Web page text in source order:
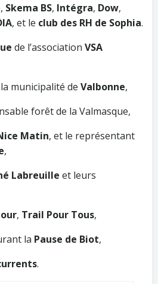
, Skema BS, Intégra, Dow,
, et le club des RH de Sophia.
de l’association VSA
municipalité de Valbonne,
forêt de la Valmasque,
Matin, et le représentant
,
Labreuille et leurs
, Trail Pour Tous,
la Pause de Biot,
.